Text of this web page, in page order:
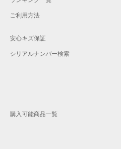
ご利用方法
安心キズ保証
シリアルナンバー検索
購入可能商品一覧